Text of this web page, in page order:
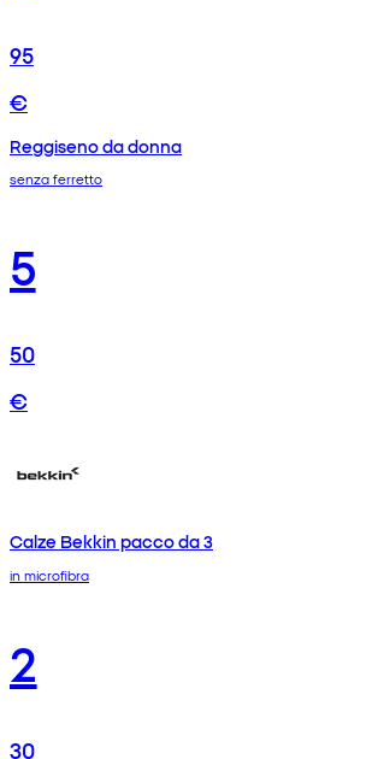
95
€
Reggiseno da donna
senza ferretto
5
50
€
Calze Bekkin pacco da 3
in microfibra
2
30